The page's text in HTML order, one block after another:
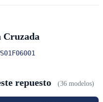
Cruzada
repuesto (36 modelos)